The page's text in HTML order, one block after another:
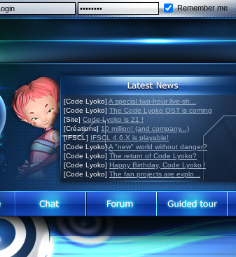
Remember me
[Code Lyoko] A special two-hour live-sh...
[Code Lyoko] The Code Lyoko OST is coming
[Site] Code Lyoko is 21 !
[Créations] 10 million! (and company...)
[IFSCL] IFSCL 4.6.X is playable!
[Code Lyoko]A "new" world without danger?
[Code Lyoko] The return of Code Lyoko?
[Code Lyoko] Happy Birthday, Code Lyoko !
[Code Lyoko] The fan projects are explo...